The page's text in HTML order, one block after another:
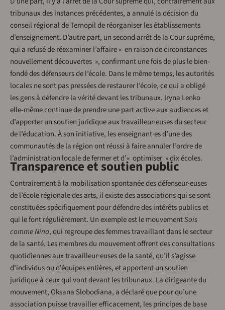
tribunaux des instances précédentes, a annulé la décision du
conseil régional de Ternopil de réorganiser les établissements
d’enseignement. D’autre part, un second arrêt de la Cour suprême,
qui a refusé de réexaminer l’affaire « en raison de circonstances
nouvellement découvertes », confirmant une fois de plus le bien-
fondé des défenseurs de l’école. Dans le même temps, les autorités
locales ne sont pas pressées de restaurer l’école, ce qui a obligé
les gens à défendre la vérité devant les tribunaux. Iryna Lenko
elle-même continue de prendre une part active aux audiences et
d’apporter un soutien juridique aux travailleur·euses du secteur
de l’éducation. À son initiative, les enseignant·es d’une des
communautés de la région ont réussi à faire annuler l’ordre de
l’administration locale de fermer et d’« optimiser » dix écoles.
Transparence et soutien public
Contrairement à la mobilisation spontanée des défenseur·euses
de l’école régionale des arts, il existe des associations qui se sont
constituées spécifiquement pour défendre des intérêts publics et
qui le font régulièrement. Un exemple est le mouvementSois
comme Nina, qui regroupe des femmes travaillant dans le secteur
de la santé. Les membres du mouvement offrent des consultations
quotidiennes aux travailleur·euses de la santé, qu’il s’agisse
d’individus ou d’équipes entières, et apportent un soutien
juridique à ceux qui vont devant les tribunaux. La dirigeante du
mouvement, Oksana Slobodiana, a déclaré que pour qu’une
association puisse travailler efficacement, les principes de base